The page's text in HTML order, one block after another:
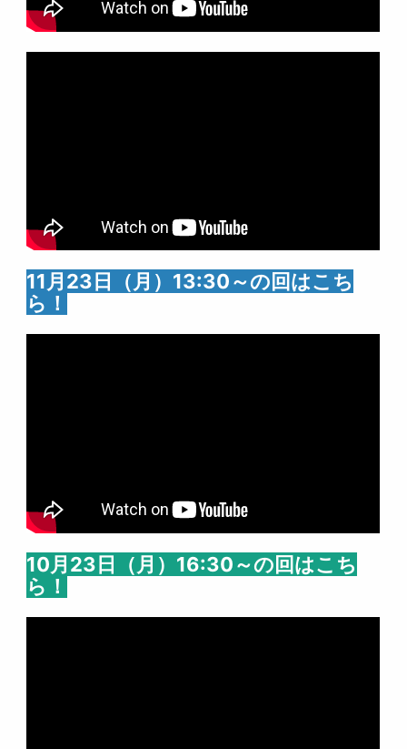
11月23日（月）13:30～の回はこち
ら！
10月23日（月）16:30～の回はこち
ら！